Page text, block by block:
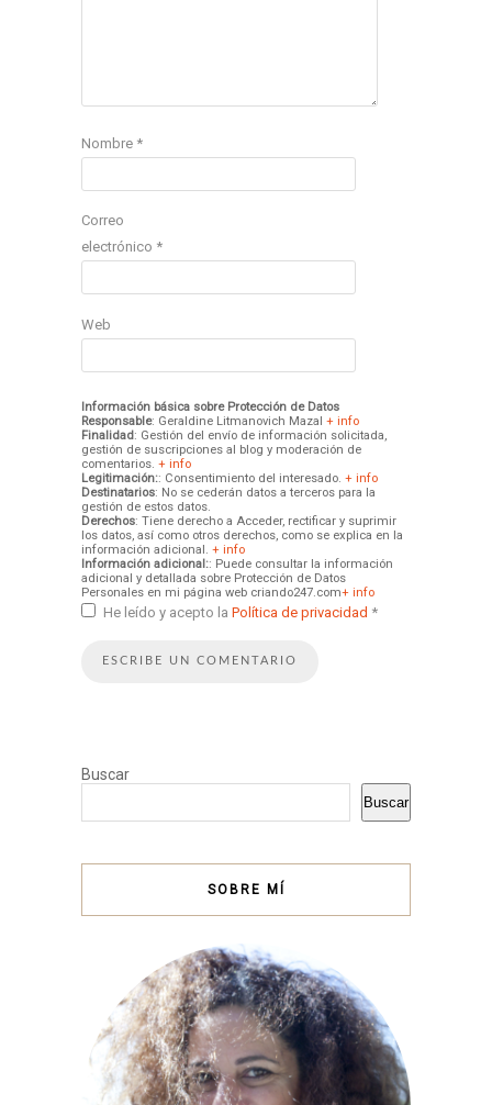
Nombre *
Correo
electrónico *
Web
Información básica sobre Protección de Datos
Responsable: Geraldine Litmanovich Mazal + info
Finalidad: Gestión del envío de información solicitada,
gestión de suscripciones al blog y moderación de
comentarios. + info
Legitimación:: Consentimiento del interesado. + info
Destinatarios: No se cederán datos a terceros para la
gestión de estos datos.
Derechos: Tiene derecho a Acceder, rectificar y suprimir
los datos, así como otros derechos, como se explica en la
información adicional. + info
Información adicional:: Puede consultar la información
adicional y detallada sobre Protección de Datos
Personales en mi página web criando247.com+ info
He leído y acepto la Política de privacidad *
Buscar
Buscar
SOBRE MÍ